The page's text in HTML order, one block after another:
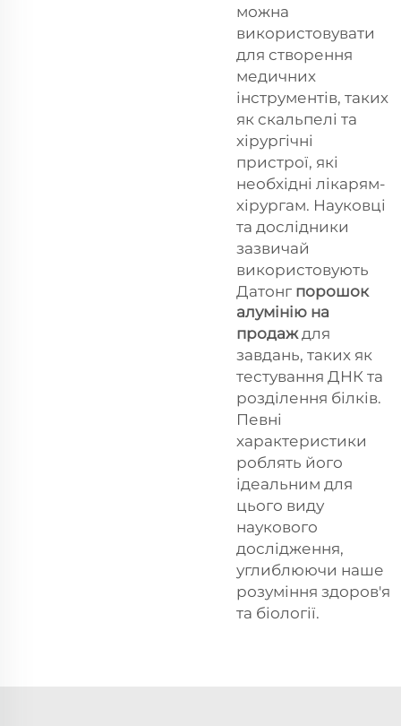
можна
використовувати
для створення
медичних
інструментів, таких
як скальпелі та
хірургічні
пристрої, які
необхідні лікарям-
хірургам. Науковці
та дослідники
зазвичай
використовують
Датонг порошок
алумінію на
продаж для
завдань, таких як
тестування ДНК та
розділення білків.
Певні
характеристики
роблять його
ідеальним для
цього виду
наукового
дослідження,
углиблюючи наше
розуміння здоров'я
та біології.